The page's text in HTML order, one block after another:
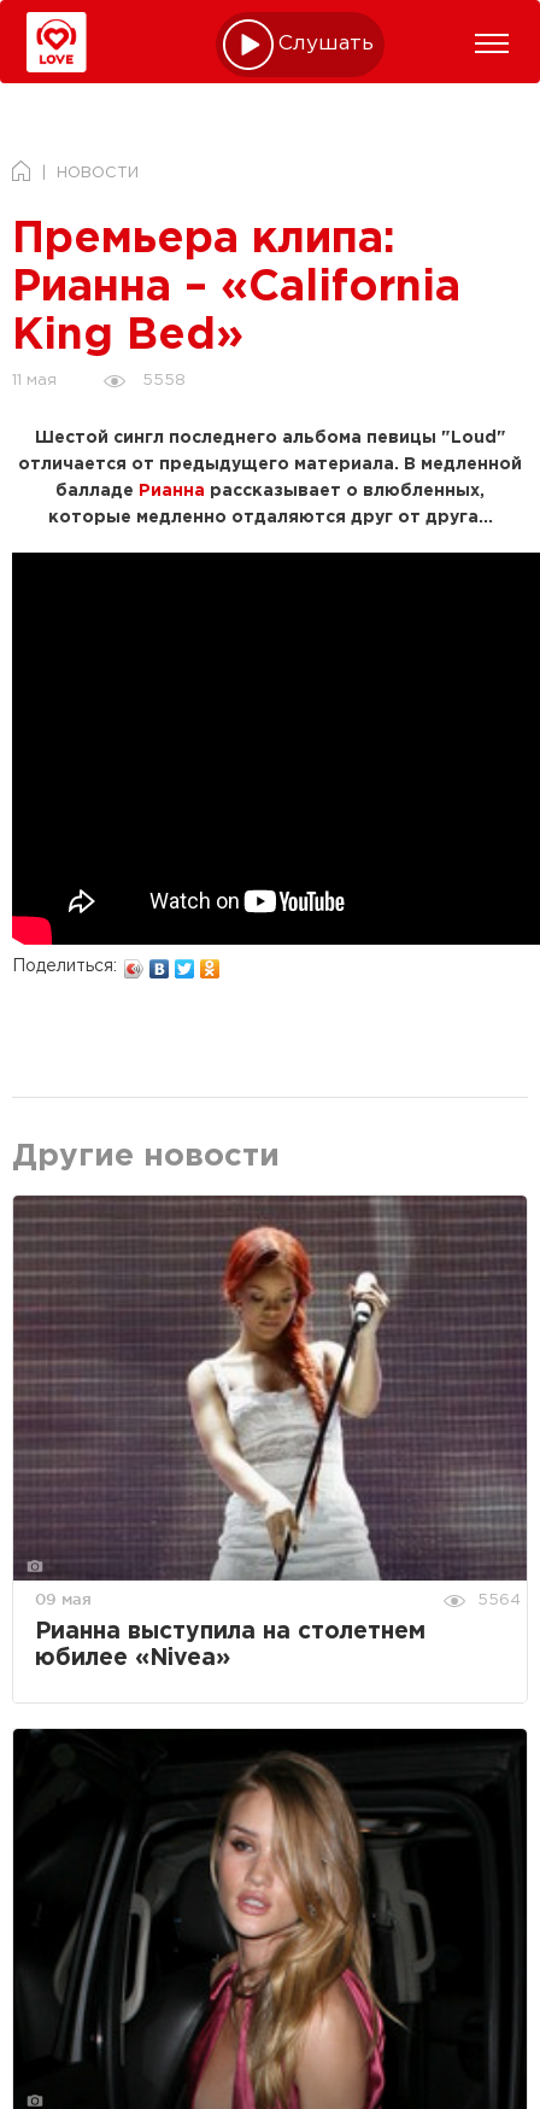
Слушать online
НОВОСТИ
Премьера клипа:
Рианна – «California
King Bed»
11 мая 5558
Шестой сингл последнего альбома певицы "Loud"
отличается от предыдущего материала. В медленной
балладе
Рианна рассказывает о влюбленных,
которые медленно отдаляются друг от друга...
Поделиться:
Другие новости
09 мая 5564
Рианна выступила на столетнем
юбилее «Nivea»